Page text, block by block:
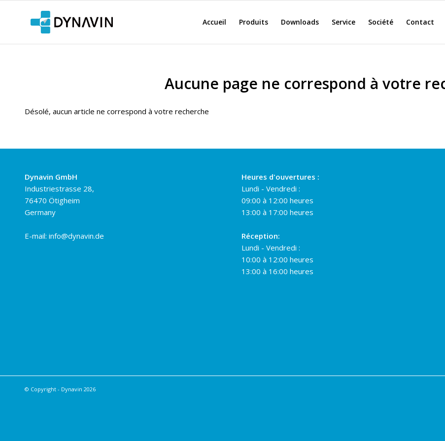
Accueil Produits Downloads Service Société Contact
Aucune page ne correspond à votre
Désolé, aucun article ne correspond à votre recherche
Dynavin GmbH
Industriestrasse 28,
76470 Ötigheim
Germany
E-mail: info@dynavin.de
Heures d'ouvertures :
Lundi - Vendredi :
09:00 à 12:00 heures
13:00 à 17:00 heures
Réception:
Lundi - Vendredi :
10:00 à 12:00 heures
13:00 à 16:00 heures
© Copyright - Dynavin 2026